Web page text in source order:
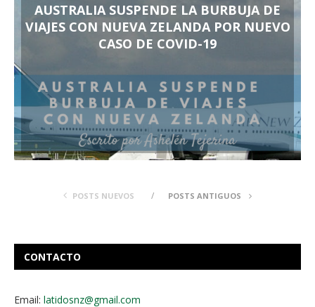
AUSTRALIA SUSPENDE LA BURBUJA DE
VIAJES CON NUEVA ZELANDA POR NUEVO
CASO DE COVID-19
POSTS NUEVOS POSTS ANTIGUOS
CONTACTO
Email: latidosnz@gmail.com